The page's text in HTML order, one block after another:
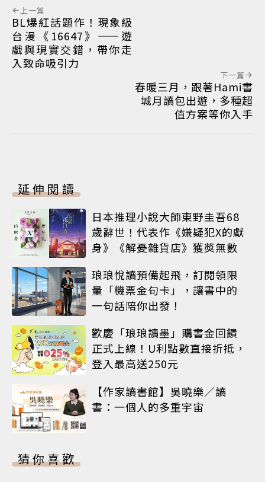
上一篇
BL爆紅話題作！現象級
台漫《16647》——遊
戲與現實交錯，帶你走
入致命吸引力
下一篇
春暖三月，跟著Hami書
城月讀包出遊，多種超
值方案等你入手
延伸閱讀
日本推理小說大師東野圭吾68
歲辭世！代表作《嫌疑犯X的獻
身》《解憂雜貨店》獲獎無數
琅琅悅讀預備起飛，訂閱領限
量「機票金句卡」，讓書中的
一句話陪你出發！
歡慶「琅琅讀墨」購書金回饋
正式上線！U利點數直接折抵，
登入最高送250元
【作家讀書館】吳曉樂／讀
書：一個人的多重宇宙
猜你喜歡